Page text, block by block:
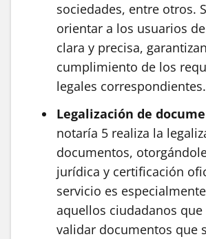
sociedades, entre otros.
orientar a los usuarios
clara y precisa,
cumplimiento de los
legales correspondientes.
Legalización de
notaría 5 realiza la
documentos,
jurídica y certificación
servicio es
aquellos ciudadanos que
validar documentos que